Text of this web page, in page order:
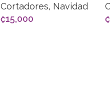
Cortadores, Navidad
₡15,000
₡